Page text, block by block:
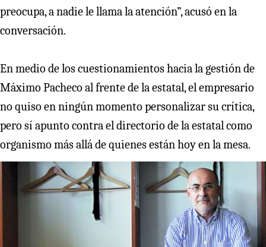
preocupa, a nadie le llama la atención”, acusó en la
conversación.
En medio de los cuestionamientos hacia la gestión de
Máximo Pacheco al frente de la estatal, el empresario
no quiso en ningún momento personalizar su crítica,
pero sí apunto contra el directorio de la estatal como
organismo más allá de quienes están hoy en la mesa.